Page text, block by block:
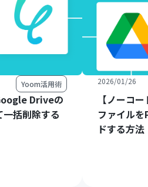
Yoom活用術
Driveの
括削除する
2026/01/26
【ノーコ
ファイル
ドする方法